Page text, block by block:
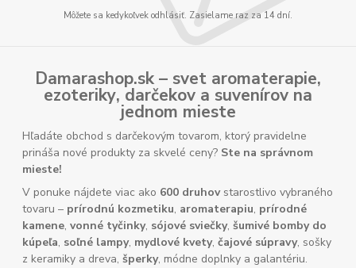
Môžete sa kedykoľvek odhlásiť. Zasielame raz za 14 dní.
Damarashop.sk – svet aromaterapie,
ezoteriky, darčekov a suvenírov na
jednom mieste
Hľadáte obchod s darčekovým tovarom, ktorý pravidelne
prináša nové produkty za skvelé ceny? Ste na správnom
mieste!
V ponuke nájdete viac ako 600 druhovstarostlivo vybraného
tovaru – prírodnú kozmetiku, aromaterapiu, prírodné
kamene,vonné tyčinky, sójové sviečky,šumivé bomby do
kúpeľa, soľné lampy, mydlové kvety,čajové súpravy, sošky
z keramiky a dreva,šperky, módne doplnky a galantériu.